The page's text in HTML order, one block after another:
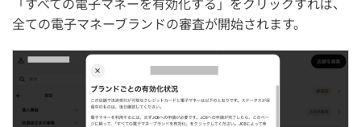
全ての電子マネーブランドの審査が開始されます。